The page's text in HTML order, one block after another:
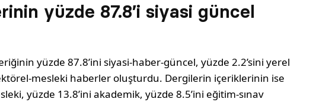
yüzde 87.8’i siyasi güncel
yüzde 87.8’ini siyasi-haber-güncel, yüzde 2.2’sini yerel
mesleki haberler oluşturdu. Dergilerin içeriklerinin ise
yüzde 13.8’ini akademik, yüzde 8.5’ini eğitim-sınav